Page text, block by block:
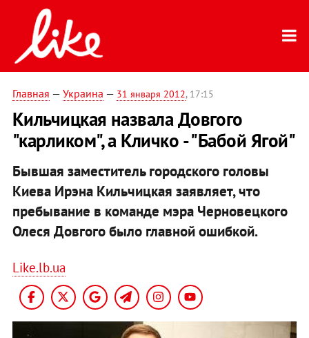
Главная — Украина — 31 января 2012, 17:15
Кильчицкая назвала Довгого
"карликом", а Кличко - "Бабой Ягой"
Бывшая заместитель городского головы
Киева Ирэна Кильчицкая заявляет, что
пребывание в команде мэра Черновецкого
Олеся Довгого было главной ошибкой.
Like.lb.ua